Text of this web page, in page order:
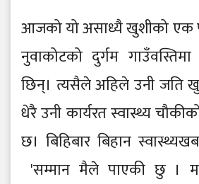
आजको यो असाध्यै खुशीको एक
नुवाकोटको दुर्गम
छिन्। त्यसैले अहिले उनी जति
धेरै उनी कार्यरत स्वास्थ्य
छ। बिहिबार बिहान
'सम्मान मैले पाएकी छु ।